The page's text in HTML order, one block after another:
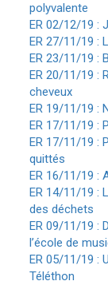
polyvalente
ER 02/12/19 :
ER 27/11/19 :
ER 23/11/19 :
ER 20/11/19 :
cheveux
ER 19/11/19 :
ER 17/11/19 :
ER 17/11/19 :
quittés
ER 16/11/19 :
ER 14/11/19 :
des déchets
ER 09/11/19 :
l’école de
ER 05/11/19 :
Téléthon